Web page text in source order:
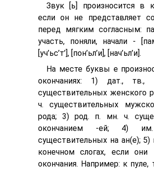
Звук [ь] произносится в
если он не представляет
перед мягким согласным:
участь, поняли, начали -
[уч’ьс’т’], [пон’ьл’и], [нач’ьл’и].
На месте буквы е
окончаниях: 1) дат.,
существительных женского
ч. существительных
рода; 3) род. п. мн. ч.
окончанием -ей; 4)
существительных на ан(е);
конечном слогах, если они
окончания. Например: к пуле,